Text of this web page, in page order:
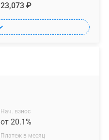
23,073 ₽
Нач. взнос
от 20.1%
Платеж в месяц